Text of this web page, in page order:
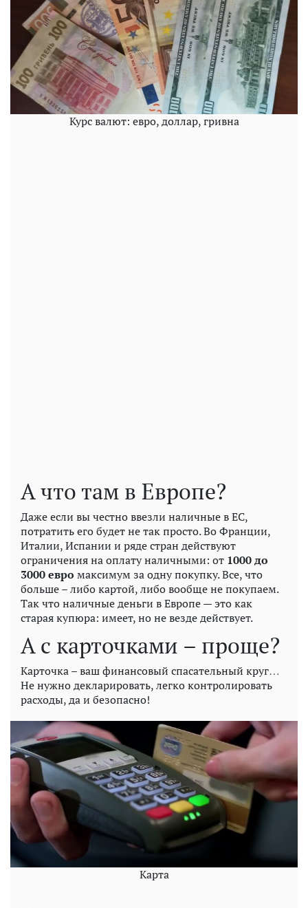
Курс валют: евро, доллар, гривна
А что там в Европе?
Даже если вы честно ввезли наличные в ЕС,
потратить его будет не так просто. Во Франции,
Италии, Испании и ряде стран действуют
ограничения на оплату наличными: от 1000 до
3000 евро максимум за одну покупку. Все, что
больше – либо картой, либо вообще не покупаем.
Так что наличные деньги в Европе — это как
старая купюра: имеет, но не везде действует.
А с карточками – проще?
Карточка – ваш финансовый спасательный круг…
Не нужно декларировать, легко контролировать
расходы, да и безопасно!
Карта